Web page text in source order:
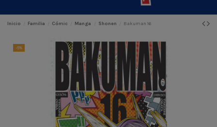
Inicio Familia Cómic Manga Shonen Bakuman 16
-5%